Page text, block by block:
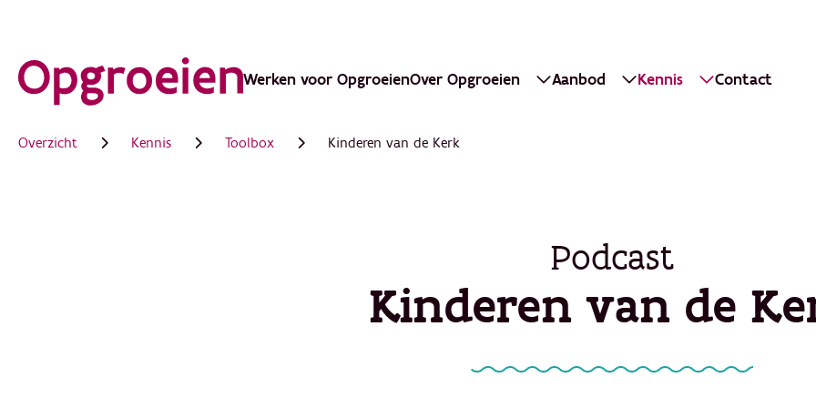
direct
naar
hoofdinhoud
Main
navigation
Werken voor OpgroeienOver Opgroeien Aanbod Kennis Contact
Overzicht Kennis Toolbox Kinderen van de Kerk
Podcast
Kinderen van de